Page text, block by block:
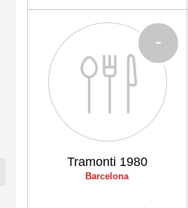
Tramonti 1980
Barcelona
-